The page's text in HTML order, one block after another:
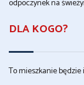
odpoczynek na
DLA KOGO?
To mieszkanie